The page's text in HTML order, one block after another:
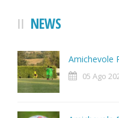
NEWS
Amichevole
05 Ago